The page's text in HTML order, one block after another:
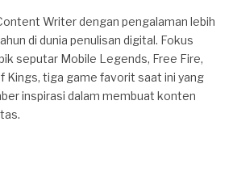
Writer dengan pengalaman lebih
di dunia penulisan digital. Fokus
seputar Mobile Legends, Free Fire,
Kings, tiga game favorit saat ini yang
inspirasi dalam membuat konten